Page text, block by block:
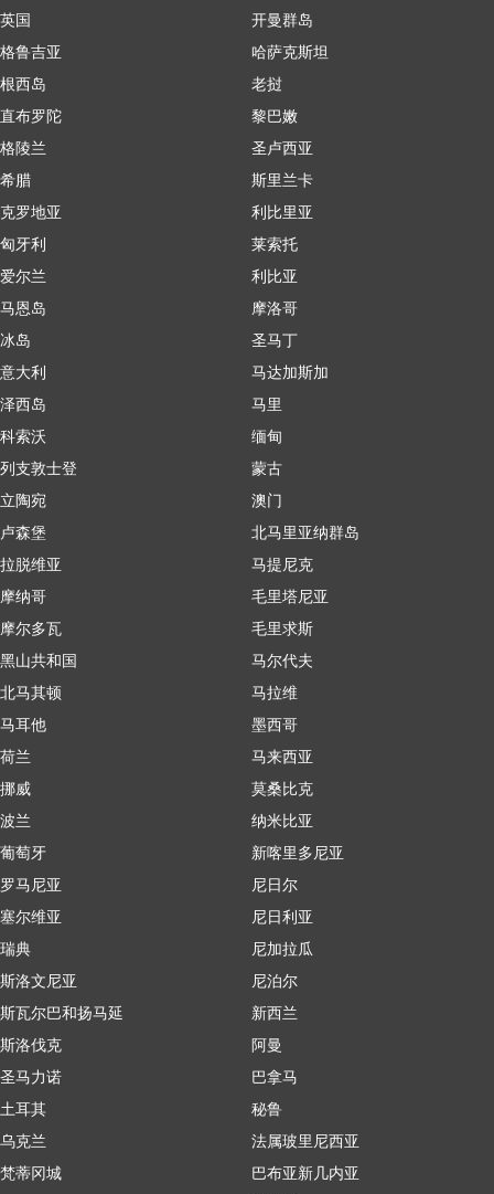
英国
格鲁吉亚
根西岛
直布罗陀
格陵兰
希腊
克罗地亚
匈牙利
爱尔兰
马恩岛
冰岛
意大利
泽西岛
科索沃
列支敦士登
立陶宛
卢森堡
拉脱维亚
摩纳哥
摩尔多瓦
黑山共和国
北马其顿
马耳他
荷兰
挪威
波兰
葡萄牙
罗马尼亚
塞尔维亚
瑞典
斯洛文尼亚
斯瓦尔巴和扬马延
斯洛伐克
圣马力诺
土耳其
乌克兰
梵蒂冈城
开曼群岛
哈萨克斯坦
老挝
黎巴嫩
圣卢西亚
斯里兰卡
利比里亚
莱索托
利比亚
摩洛哥
圣马丁
马达加斯加
马里
缅甸
蒙古
澳门
北马里亚纳群岛
马提尼克
毛里塔尼亚
毛里求斯
马尔代夫
马拉维
墨西哥
马来西亚
莫桑比克
纳米比亚
新喀里多尼亚
尼日尔
尼日利亚
尼加拉瓜
尼泊尔
新西兰
阿曼
巴拿马
秘鲁
法属玻里尼西亚
巴布亚新几内亚